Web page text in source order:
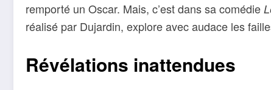
remporté un Oscar. Mais, c’est dans sa comédie
réalisé par Dujardin, explore avec audace les
Révélations inattendues